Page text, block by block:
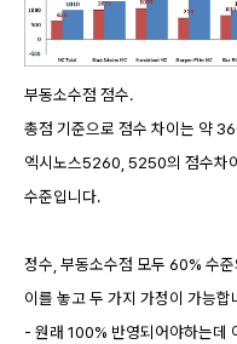
부동소수점 점수.
총점 기준으로 점수 차이는 약
엑시노스5260, 5250의 점수차
수준입니다.
정수, 부동소수점 모두 60% 수
이를 놓고 두 가지 가정이 가능합
- 원래 100% 반영되어야하는데